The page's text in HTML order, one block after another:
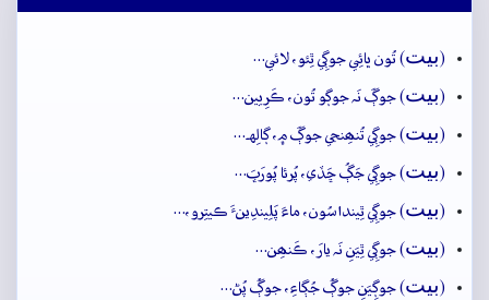
(بيت) تُون ڀائِي جوڳِي ٿِئو، لائي…
(بيت) جوڳَ نَہ جوڳو تُون، ڪَرِيين…
(بيت) جوڳِي تُنھِنجي جوڳَ ۾، ڳالِهہ…
(بيت) جوڳِي جَڳُ ڇَڏي، پُرئا پُورَڀَ…
(بيت) جوڳِي ٿِينداسُون، ماءَ پَلِيندِينءَ ڪيتِرو،…
(بيت) جوڳِي ٿِيَنِ نَہ يارَ، ڪَنھِن…
(بيت) جوڳِيَنِ جوڳُ جُڳاءِ، جوڳُ پُڻ…